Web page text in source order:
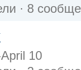
· 8
10